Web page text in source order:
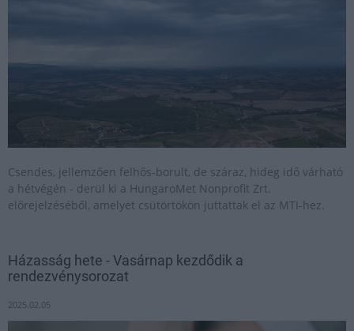
Csendes, jellemzően felhős-borult, de száraz, hideg idő várható
a hétvégén - derül ki a HungaroMet Nonprofit Zrt.
előrejelzéséből, amelyet csütörtökön juttattak el az MTI-hez.
Házasság hete - Vasárnap kezdődik a
rendezvénysorozat
2025.02.05